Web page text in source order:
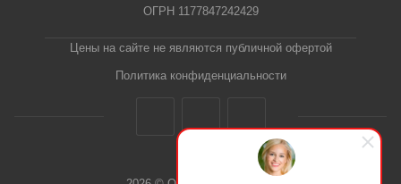
ОГРН 1177847242429
Цены на сайте не являются публичной офертой
Политика конфиденциальности